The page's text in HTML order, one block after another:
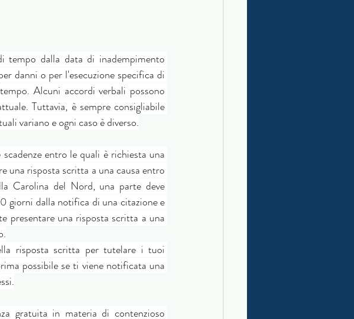
dalla data di inadempimento
danni o per l'esecuzione specifica di
Alcuni accordi verbali possono
Tuttavia, è sempre consigliabile
variano e ogni caso è diverso.
entro le quali è richiesta una
una risposta scritta a una causa entro
Carolina del Nord, una parte deve
giorni dalla notifica di una citazione e
presentare una risposta scritta a una
risposta scritta per tutelare i tuoi
possibile se ti viene notificata una
gratuita in materia di contenzioso